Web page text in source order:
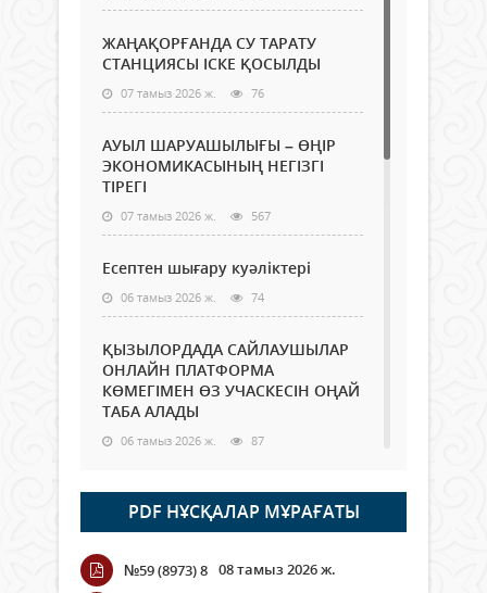
ЖАҢАҚОРҒАНДА СУ ТАРАТУ
СТАНЦИЯСЫ ІСКЕ ҚОСЫЛДЫ
07 тамыз 2026 ж. 76
АУЫЛ ШАРУАШЫЛЫҒЫ – ӨҢІР
ЭКОНОМИКАСЫНЫҢ НЕГІЗГІ
ТІРЕГІ
07 тамыз 2026 ж. 567
Есептен шығару куәліктері
06 тамыз 2026 ж. 74
ҚЫЗЫЛОРДАДА САЙЛАУШЫЛАР
ОНЛАЙН ПЛАТФОРМА
КӨМЕГІМЕН ӨЗ УЧАСКЕСІН ОҢАЙ
ТАБА АЛАДЫ
06 тамыз 2026 ж. 87
Open Air: Қызылорда облысы
полиция департаменті 20
мыңнан астам көрерменнің
қауіпсіздігін қамтамасыз етті
06 тамыз 2026 ж.
PDF НҰСҚАЛАР МҰРАҒАТЫ
№59 (8973) 8 08 тамыз 2026 ж.